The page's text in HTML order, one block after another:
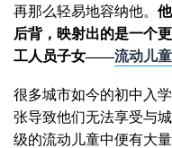
再那么轻易地容纳他。
后背，映射出的是一个
工人员子女——流动儿童
很多城市如今的初中入
张导致他们无法享受与
级的流动儿童中便有大